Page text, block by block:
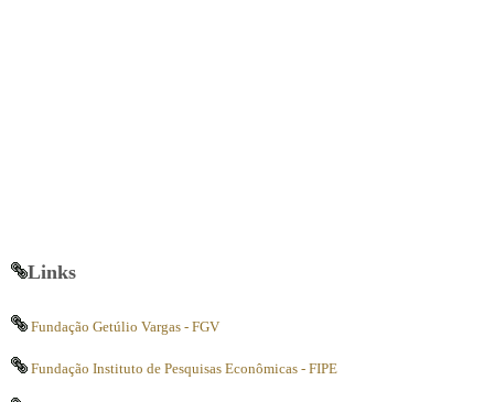
Links
Fundação Getúlio Vargas - FGV
Fundação Instituto de Pesquisas Econômicas - FIPE